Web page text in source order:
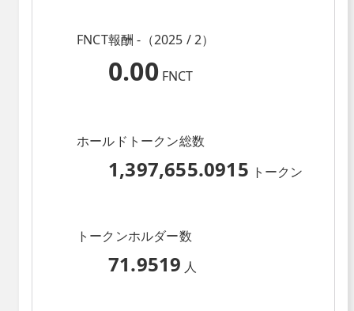
FNCT報酬 -（2025 / 2）
0.00 FNCT
ホールドトークン総数
1,397,655.0915 トークン
トークンホルダー数
71.9519 人